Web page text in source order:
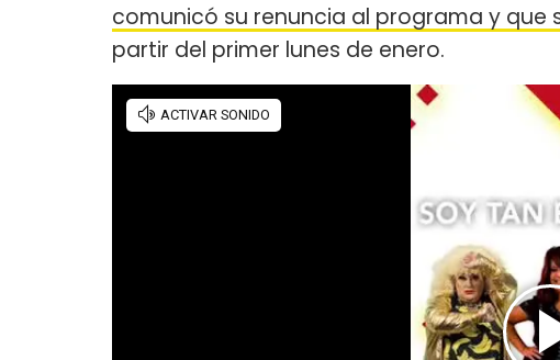
comunicó su renuncia al programa y que
partir del primer lunes de enero.